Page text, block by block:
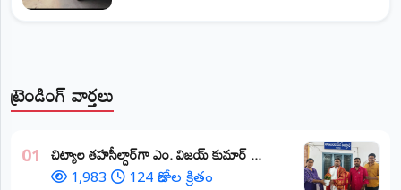
ట్రెండింగ్ వార్తలు
01 ​చిట్యాల తహసీల్దార్‌గా ఎం. విజయ్ కుమార్ ...
1,983 124 రోజుల క్రితం